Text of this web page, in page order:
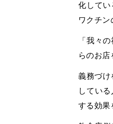
化して
ワクチン
「我々
らのお
義務づけ
してい
する効果